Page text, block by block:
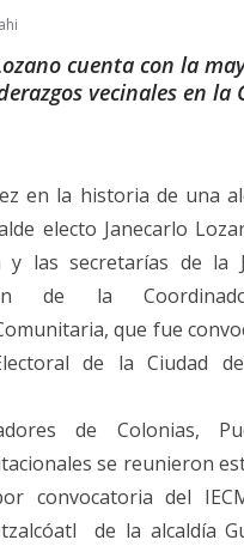
cuenta con la
vecinales en la
en la historia de una
electo Janecarlo
y las secretarías de la
de la
que fue
de la Ciudad
de Colonias,
se reunieron
convocatoria del
de la alcaldía